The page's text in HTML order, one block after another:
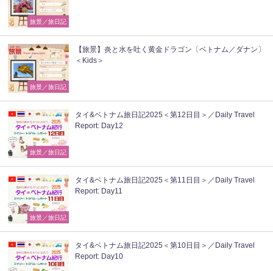
旅景／旅日記
旅景／旅日記
【旅景】炎と水を吐く黄金ドラゴン〔ベトナム／ダナン〕
＜Kids＞
旅景／旅日記
タイ&ベトナム旅日記2025＜第12日目＞／Daily Travel
Report: Day12
旅景／旅日記
タイ&ベトナム旅日記2025＜第11日目＞／Daily Travel
Report: Day11
タイ&ベトナム旅日記2025＜第10日目＞／Daily Travel
Report: Day10